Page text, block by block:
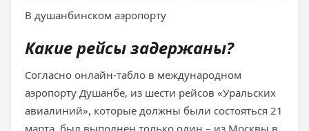
В душанбинском аэропорту
Какие рейсы задержаны?
Согласно онлайн-табло в международном
аэропорту Душанбе, из шести рейсов «Уральских
авиалиний», которые должны были состояться 21
марта, был выполнен только один – из Москвы в